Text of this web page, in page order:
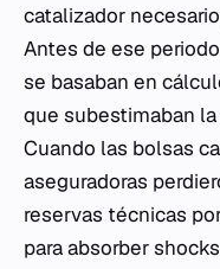
catalizador
Antes de ese
se basaban en
que subestimaban
Cuando las bolsas
aseguradoras
reservas técnicas
para absorber